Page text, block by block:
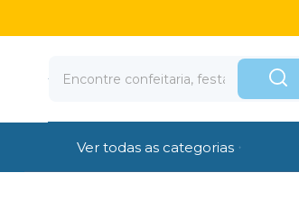
Ver todas as categorias